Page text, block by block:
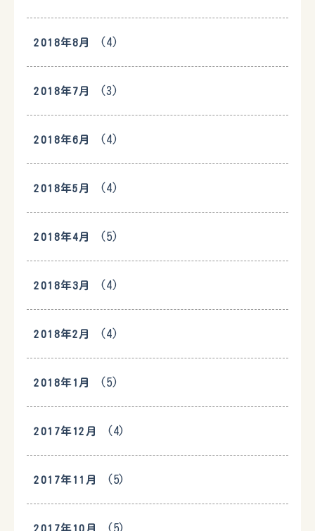
2018年8月 (4)
2018年7月 (3)
2018年6月 (4)
2018年5月 (4)
2018年4月 (5)
2018年3月 (4)
2018年2月 (4)
2018年1月 (5)
2017年12月 (4)
2017年11月 (5)
2017年10月 (5)